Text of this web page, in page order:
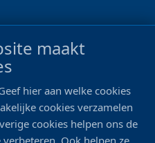
maakt
hier aan welke cookies
cookies verzamelen
cookies helpen ons de
Ook helpen ze